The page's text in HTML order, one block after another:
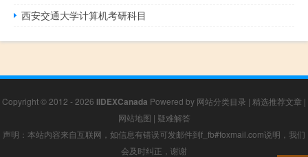
西安交通大学计算机考研科目
Copyright © 2012 - 2026 IIDEXCanada Powered by 网站分类目录 | 精选推荐文章 |
网站地图 | 疑难解答
声明：本站内容来自互联网，如信息有错误可发邮件到f_fb#foxmail.com说明，我们
会及时纠正，谢谢